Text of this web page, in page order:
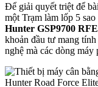
Để giải quyết triệt để
một Trạm làm lốp 5
Hunter GSP9700
khoản đầu tư mang
nghệ mà các dòng